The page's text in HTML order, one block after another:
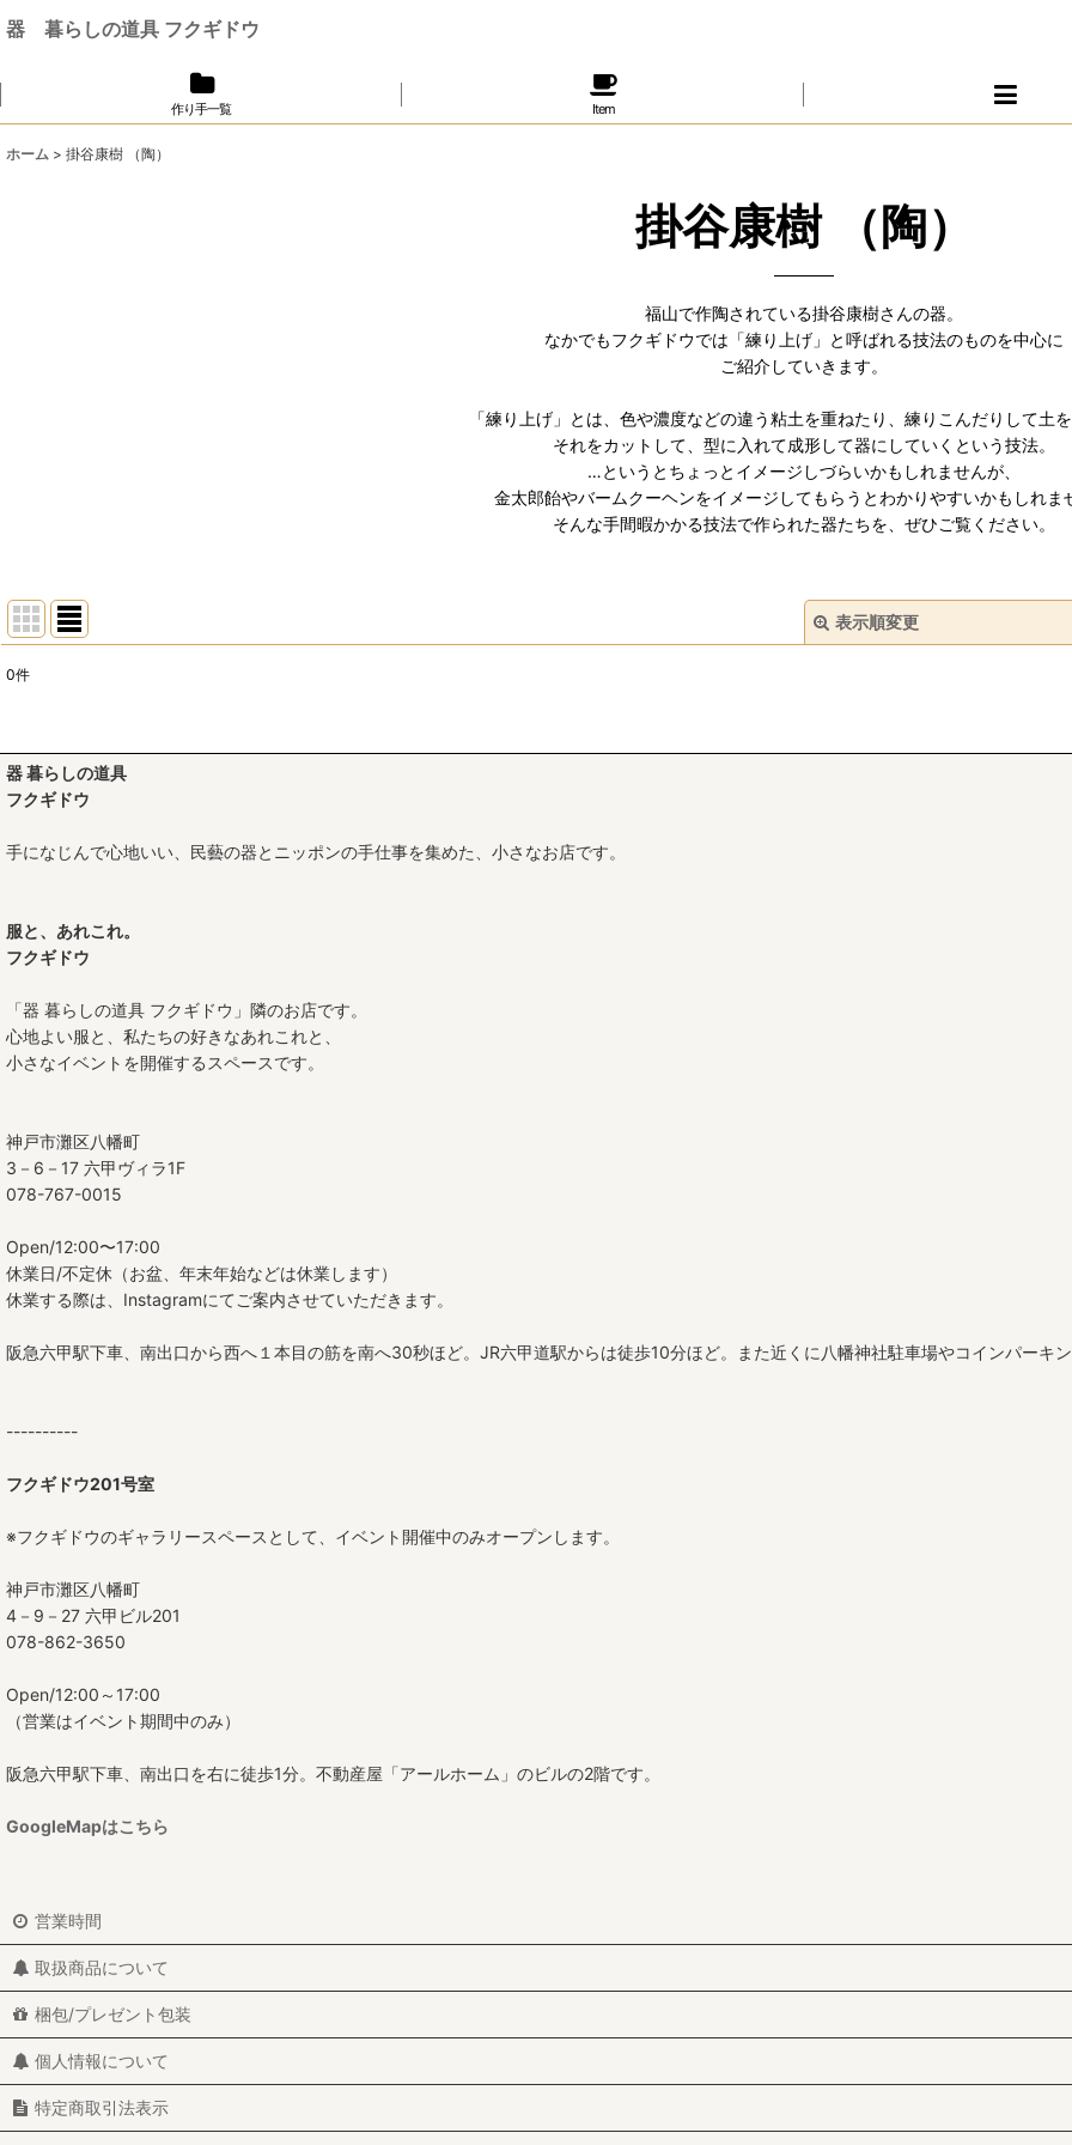
器 暮らしの道具 フクギドウ
作り手一覧 Item
ホーム > 掛谷康樹 （陶）
掛谷康樹 （陶）
福山で作陶されている掛谷康樹さんの器。
なかでもフクギドウでは「練り上げ」と呼ばれる技法のものを中心に
ご紹介していきます。
「練り上げ」とは、色や濃度などの違う粘土を重ねたり、練りこんだりして土
それをカットして、型に入れて成形して器にしていくという技法。
…というとちょっとイメージしづらいかもしれませんが、
金太郎飴やバームクーヘンをイメージしてもらうとわかりやすいかもしれま
そんな手間暇かかる技法で作られた器たちを、ぜひご覧ください。
表示順変更
並び順:
0件
器 暮らしの道具
フクギドウ
手になじんで心地いい、民藝の器とニッポンの手仕事を集めた、小さなお店です。
服と、あれこれ。
フクギドウ
「器 暮らしの道具 フクギドウ」隣のお店です。
心地よい服と、私たちの好きなあれこれと、
小さなイベントを開催するスペースです。
神戸市灘区八幡町
3－6－17 六甲ヴィラ1F
078-767-0015
Open/12:00〜17:00
休業日/不定休（お盆、年末年始などは休業します）
休業する際は、Instagramにてご案内させていただきます。
阪急六甲駅下車、南出口から西へ１本目の筋を南へ30秒ほど。JR六甲道駅からは徒歩10分ほど。また近くに八幡神社駐車場やコインパーキ
----------
フクギドウ201号室
※フクギドウのギャラリースペースとして、イベント開催中のみオープンします。
神戸市灘区八幡町
4－9－27 六甲ビル201
078-862-3650
Open/12:00～17:00
（営業はイベント期間中のみ）
阪急六甲駅下車、南出口を右に徒歩1分。不動産屋「アールホーム」のビルの2階です。
GoogleMapはこちら
営業時間
取扱商品について
梱包/プレゼント包装
個人情報について
特定商取引法表示